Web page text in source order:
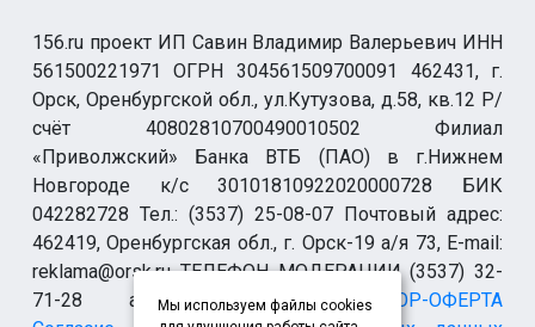
156.ru проект ИП Савин Владимир Валерьевич ИНН
561500221971 ОГРН 304561509700091 462431, г.
Орск, Оренбургской обл., ул.Кутузова, д.58, кв.12 Р/
счёт 40802810700490010502 Филиал
«Приволжский» Банка ВТБ (ПАО) в г.Нижнем
Новгороде к/с 30101810922020000728 БИК
042282728 Тел.: (3537) 25-08-07 Почтовый адрес:
462419, Оренбургская обл., г. Орск-19 а/я 73, E-mail:
reklama@orsk.ru ТЕЛЕФОН МОДЕРАЦИИ (3537) 32-
71-28 allsupport@orsk.ruДОГОВОР-ОФЕРТА
Мы используем файлы cookies